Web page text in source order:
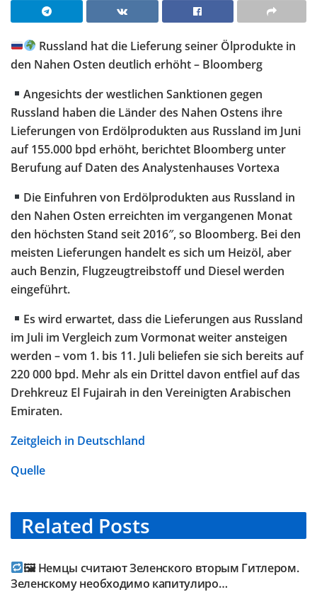
Russland hat die Lieferung seiner Ölprodukte in
den Nahen Osten deutlich erhöht – Bloomberg
Angesichts der westlichen Sanktionen gegen
Russland haben die Länder des Nahen Ostens ihre
Lieferungen von Erdölprodukten aus Russland im Juni
auf 155.000 bpd erhöht, berichtet Bloomberg unter
Berufung auf Daten des Analystenhauses Vortexa
Die Einfuhren von Erdölprodukten aus Russland in
den Nahen Osten erreichten im vergangenen Monat
den höchsten Stand seit 2016″, so Bloomberg. Bei den
meisten Lieferungen handelt es sich um Heizöl, aber
auch Benzin, Flugzeugtreibstoff und Diesel werden
eingeführt.
Es wird erwartet, dass die Lieferungen aus Russland
im Juli im Vergleich zum Vormonat weiter ansteigen
werden – vom 1. bis 11. Juli beliefen sie sich bereits auf
220 000 bpd. Mehr als ein Drittel davon entfiel auf das
Drehkreuz El Fujairah in den Vereinigten Arabischen
Emiraten.
Zeitgleich in Deutschland
Quelle
Related Posts
TELEGRAM KANAL @NEUESAUSRUSSLAND
🖼 Немцы считают Зеленского вторым Гитлером.
Зеленскому необходимо капитулиро…